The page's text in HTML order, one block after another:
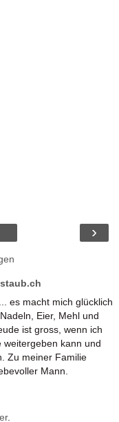
›
es macht mich glücklich
Eier, Mehl und
ist gross, wenn ich
weitergeben kann und
Zu meiner Familie
Mann.
.